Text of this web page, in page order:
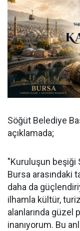
Söğüt Belediye
açıklamada;
"Kuruluşun beşiği
Bursa arasındaki
daha da
ilhamla kültür,
alanlarında güzel
inanıyorum. Bu